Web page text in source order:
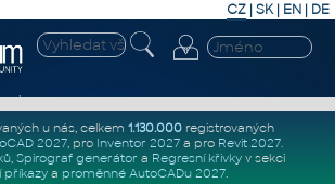
CZ | SK| EN | DE
u nás, celkem 1.130.000registrovaných
2027, pro Inventor 2027a pro Revit 2027.
, Spirograf generátor a Regresní křivkyv sekci
příkazya proměnné AutoCADu 2027.